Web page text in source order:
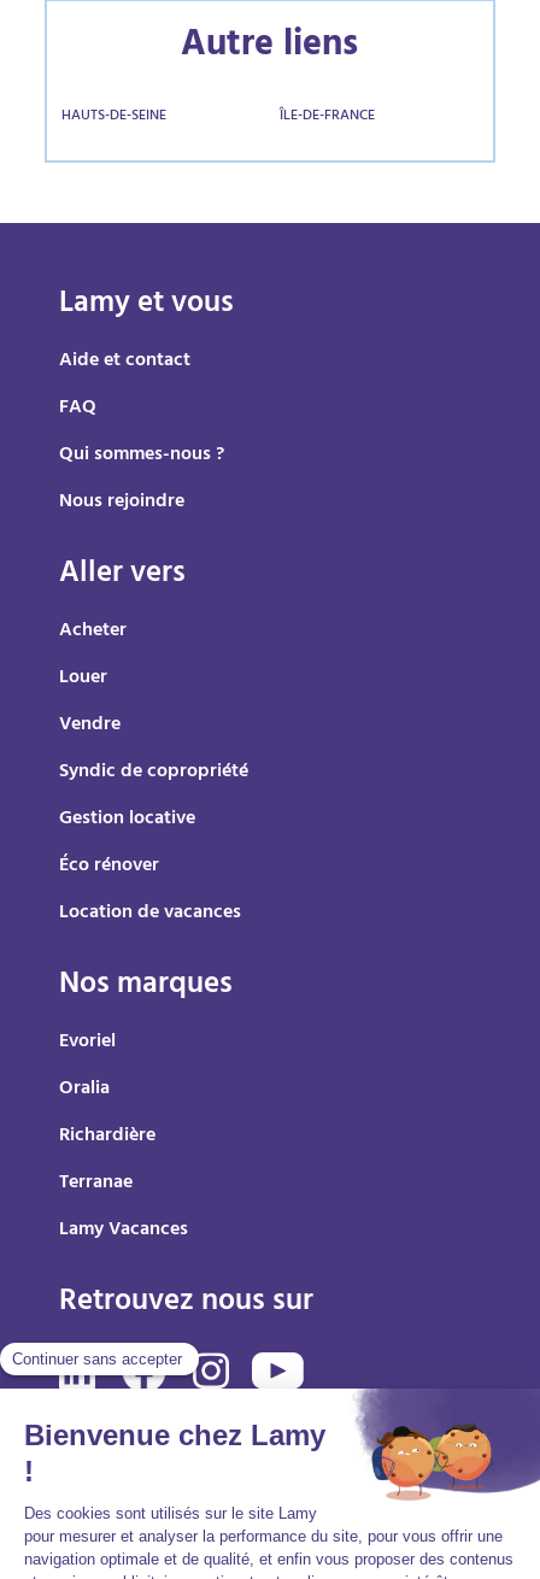
Autre liens
HAUTS-DE-SEINE ÎLE-DE-FRANCE
Lamy et vous
Aide et contact
FAQ
Qui sommes-nous ?
Nous rejoindre
Aller vers
Acheter
Louer
Vendre
Syndic de copropriété
Gestion locative
Éco rénover
Location de vacances
Nos marques
Evoriel
Oralia
Richardière
Terranae
Lamy Vacances
Retrouvez nous sur
Politique de protection des données personnelles
Accessibilité : partiellement conforme